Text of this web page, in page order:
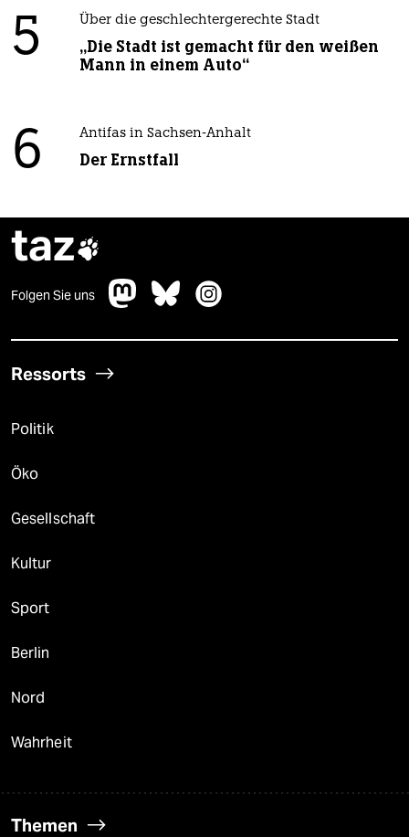
5 Über die geschlechtergerechte Stadt
„Die Stadt ist gemacht für den weißen
Mann in einem Auto“
6 Antifas in Sachsen-Anhalt
Der Ernstfall
taz
Folgen Sie uns
Ressorts
Politik
Öko
Gesellschaft
Kultur
Sport
Berlin
Nord
Wahrheit
Themen